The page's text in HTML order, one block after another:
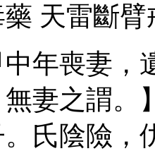
天雷斷臂
年喪妻，
無妻之謂
氏陰險，